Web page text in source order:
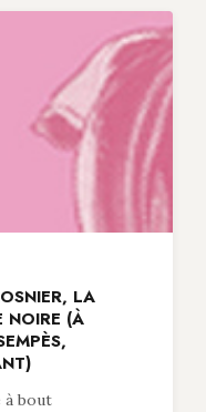
LA
NOIRE (À
à bout